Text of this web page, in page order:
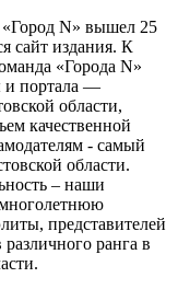
N» вышел 25
сайт издания. К
«Города N»
и портала —
области,
качественной
- самый
области.
– наши
представителей
ранга в